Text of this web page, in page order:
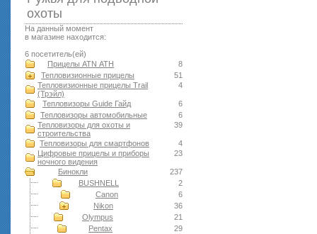
оxоты
На данный момент
в магазине находится:
6 посетитель(ей)
8
Прицелы ATN АТН
51
Тепловизионные прицелы
4
Тепловизионные прицелы Trail
(Трэйл)
6
Тепловизоры Guide Гайд
6
Тепловизоры автомобильные
39
Тепловизоры для охоты и
строительства
4
Тепловизоры для смартфонов
23
Цифровые прицелы и приборы
ночного видения
237
Бинокли
2
BUSHNELL
6
Canon
36
Nikon
21
Olympus
29
Pentax